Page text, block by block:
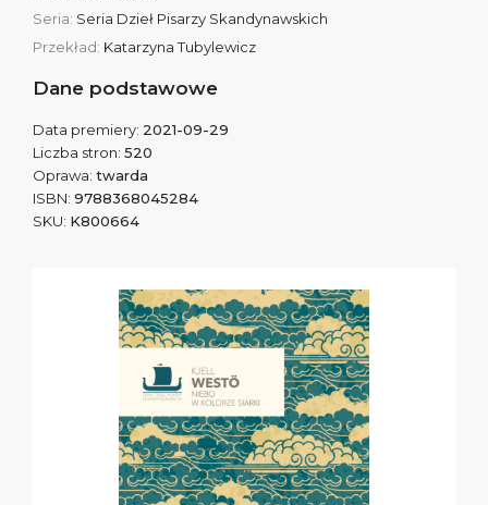
Seria: Seria Dzieł Pisarzy Skandynawskich
Przekład: Katarzyna Tubylewicz
Dane podstawowe
Data premiery: 2021-09-29
Liczba stron: 520
Oprawa: twarda
ISBN: 9788368045284
SKU: K800664